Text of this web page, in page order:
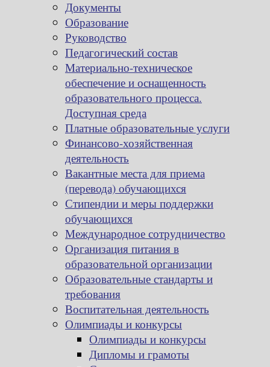
Документы
Образование
Руководство
Педагогический состав
Материально-техническое
обеспечение и оснащенность
образовательного процесса.
Доступная среда
Платные образовательные услуги
Финансово-хозяйственная
деятельность
Вакантные места для приема
(перевода) обучающихся
Стипендии и меры поддержки
обучающихся
Международное сотрудничество
Организация питания в
образовательной организации
Образовательные стандарты и
требования
Воспитательная деятельность
Олимпиады и конкурсы
Олимпиады и конкурсы
Дипломы и грамоты